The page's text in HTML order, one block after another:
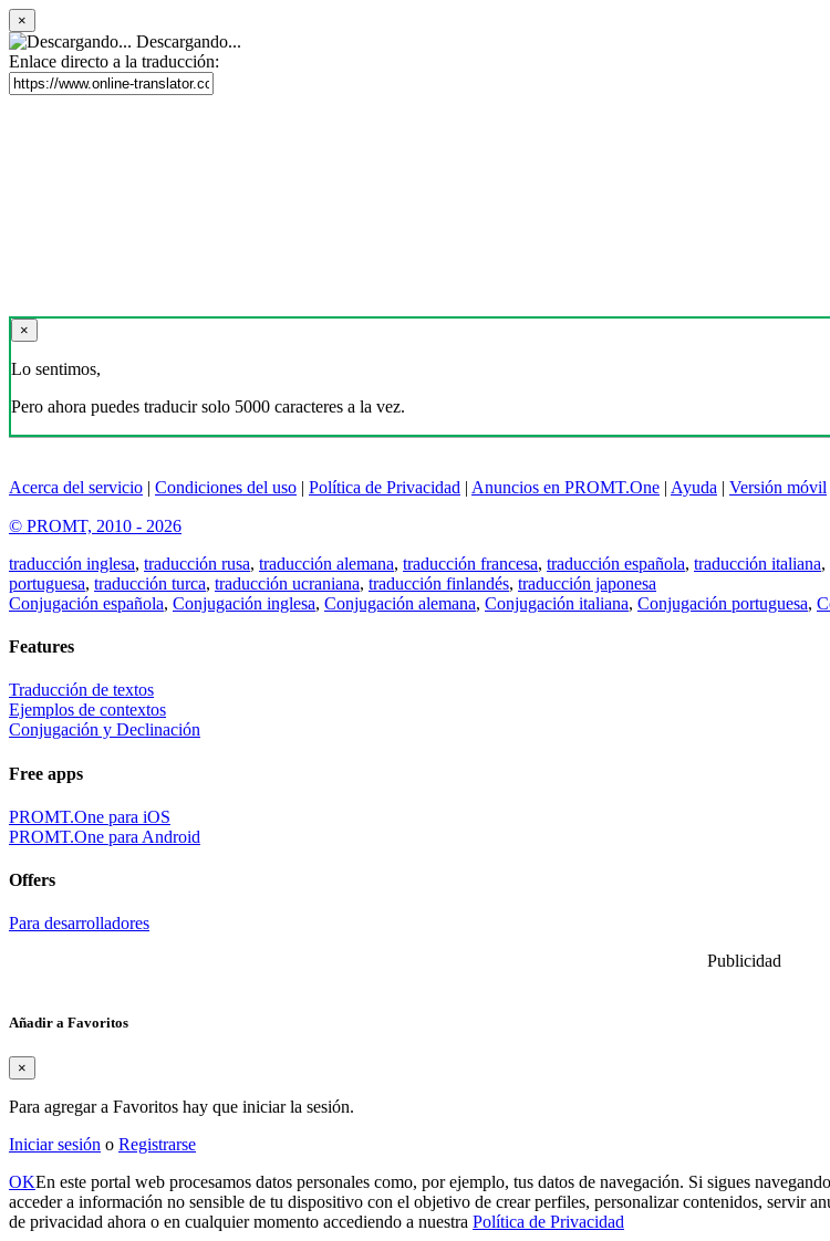
×
Descargando...
Enlace directo a la traducción:
×
Lo sentimos,
Pero ahora puedes traducir solo 5000 caracteres a la vez.
Acerca del servicio | Condiciones del uso | Política de Privacidad | Anuncios en PROMT.One | Ayuda | Versión móvil
© PROMT, 2010 - 2026
traducción inglesa, traducción rusa, traducción alemana, traducción francesa, traducción española, traducción italiana,
portuguesa, traducción turca, traducción ucraniana, traducción finlandés, traducción japonesa
Conjugación española, Conjugación inglesa, Conjugación alemana, Conjugación italiana, Conjugación portuguesa,
Features
Traducción de textos
Ejemplos de contextos
Conjugación y Declinación
Free apps
PROMT.One para iOS
PROMT.One para Android
Offers
Para desarrolladores
Publicidad
Añadir a Favoritos
×
Para agregar a Favoritos hay que iniciar la sesión.
Iniciar sesión o Registrarse
OKEn este portal web procesamos datos personales como, por ejemplo, tus datos de navegación. Si sigues
acceder a información no sensible de tu dispositivo con el objetivo de crear perfiles, personalizar contenidos, servir
de privacidad ahora o en cualquier momento accediendo a nuestra Política de Privacidad